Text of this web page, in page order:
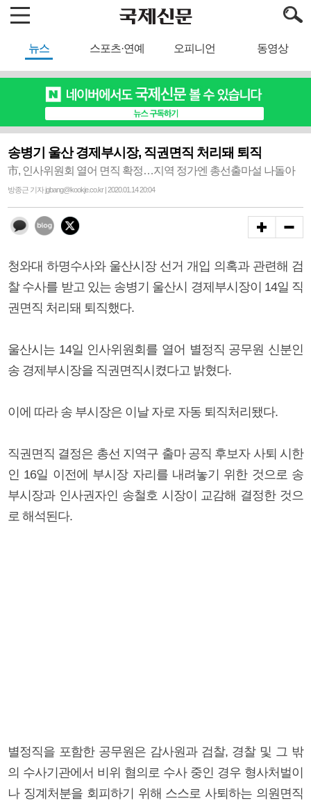
뉴스 스포츠·연예 오피니언 동영상
송병기 울산 경제부시장, 직권면직 처리돼 퇴직
市, 인사위원회 열어 면직 확정…지역 정가엔 총선출마설 나돌아
방종근 기자 jgbang@kookje.co.kr | 2020.01.14 20:04
청와대 하명수사와 울산시장 선거 개입 의혹과 관련해 검
찰 수사를 받고 있는 송병기 울산시 경제부시장이 14일 직
권면직 처리돼 퇴직했다.
울산시는 14일 인사위원회를 열어 별정직 공무원 신분인
송 경제부시장을 직권면직시켰다고 밝혔다.
이에 따라 송 부시장은 이날 자로 자동 퇴직처리됐다.
직권면직 결정은 총선 지역구 출마 공직 후보자 사퇴 시한
인 16일 이전에 부시장 자리를 내려놓기 위한 것으로 송
부시장과 인사권자인 송철호 시장이 교감해 결정한 것으
로 해석된다.
별정직을 포함한 공무원은 감사원과 검찰, 경찰 및 그 밖
의 수사기관에서 비위 혐의로 수사 중인 경우 형사처벌이
나 징계처분을 회피하기 위해 스스로 사퇴하는 의원면직